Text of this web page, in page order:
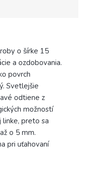
o šírke 15
a ozdobovania.
povrch
Svetlejšie
odtiene z
možností
linke, preto sa
o 5 mm.
pri uťahovaní